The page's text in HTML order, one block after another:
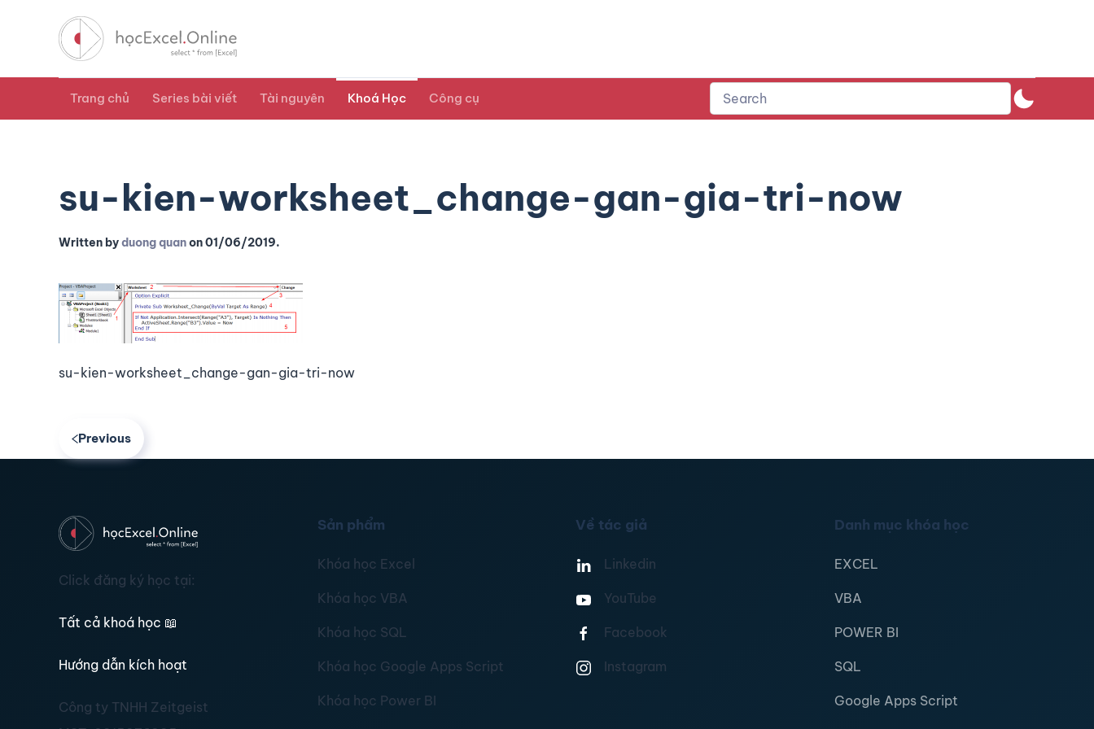
Trang chủ Series bài viết Tài nguyên Khoá Học Công cụ
su-kien-worksheet_change-gan-gia-tri-now
Written byduong quanon01/06/2019.
su-kien-worksheet_change-gan-gia-tri-now
Previous
Click đăng ký học tại:
Tất cả khoá học 📖
Hướng dẫn kích hoạt
Công ty TNHH Zeitgeist
Sản phẩm
Khóa học Excel
Khóa học VBA
Khóa học SQL
Khóa học Google Apps Script
Khóa học Power BI
Về tác giả
Linkedin
YouTube
Facebook
Instagram
Danh mục khóa học
EXCEL
VBA
POWER BI
SQL
Google Apps Script